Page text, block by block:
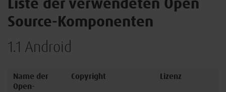
Liste der verwendeten Open
Source-Komponenten
1.1 Android
Name der
Open-
Copyright Lizenz